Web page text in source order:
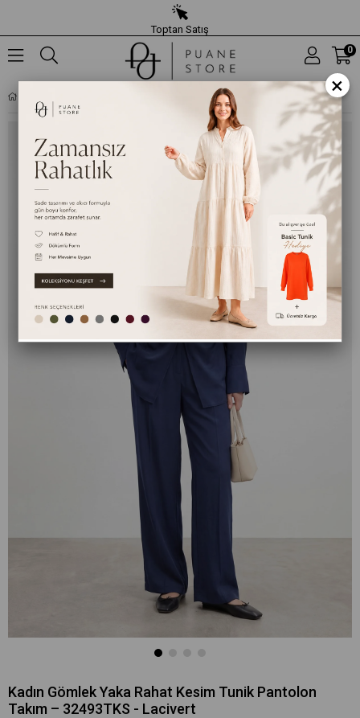
Toptan Satış
0
Kadın Gömlek Yaka Rahat Kesim Tunik Pantolon
Takım – 32493TKS - Lacivert
×